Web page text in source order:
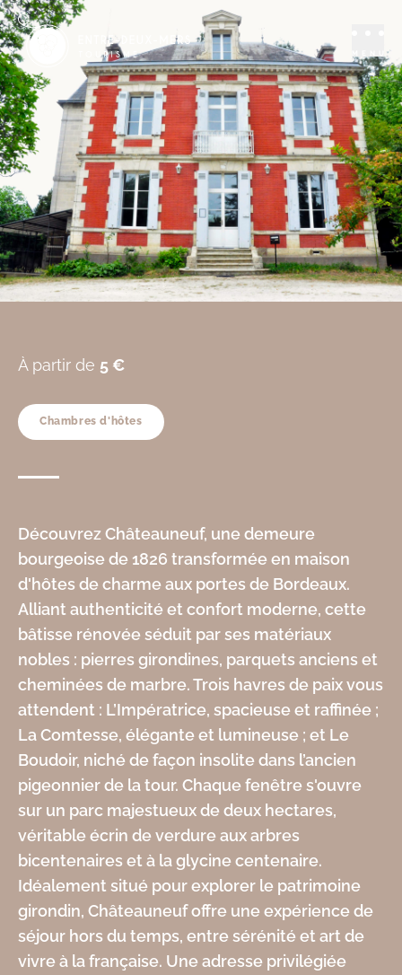
MENU
Chateauneuf
SADIRAC
Réserver Ajouter aux favoris
À partir de 5 €
Chambres d'hôtes
Découvrez Châteauneuf, une demeure
bourgeoise de 1826 transformée en maison
d'hôtes de charme aux portes de Bordeaux.
Alliant authenticité et confort moderne, cette
bâtisse rénovée séduit par ses matériaux
nobles : pierres girondines, parquets anciens et
cheminées de marbre. Trois havres de paix vous
attendent : L’Impératrice, spacieuse et raffinée ;
La Comtesse, élégante et lumineuse ; et Le
Boudoir, niché de façon insolite dans l’ancien
pigeonnier de la tour. Chaque fenêtre s'ouvre
sur un parc majestueux de deux hectares,
véritable écrin de verdure aux arbres
bicentenaires et à la glycine centenaire.
Idéalement situé pour explorer le patrimoine
girondin, Châteauneuf offre une expérience de
séjour hors du temps, entre sérénité et art de
vivre à la française. Une adresse privilégiée